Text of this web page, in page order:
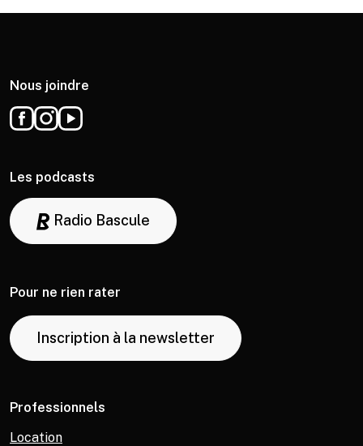
Nous joindre
Les podcasts
Radio Bascule
Pour ne rien rater
Inscription à la newsletter
Professionnels
Location